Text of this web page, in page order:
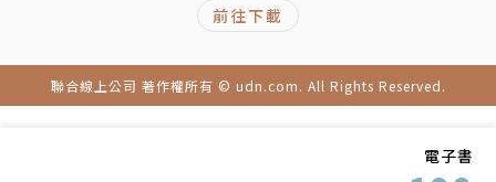
電子書
前往下載
聯合線上公司 著作權所有 © udn.com. All Rights Reserved.